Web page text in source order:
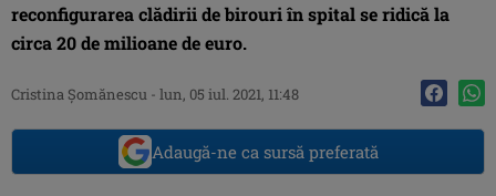
reconfigurarea clădirii de birouri în spital se ridică la
circa 20 de milioane de euro.
Cristina Şomănescu - lun, 05 iul. 2021, 11:48
Adaugă-ne ca sursă preferată